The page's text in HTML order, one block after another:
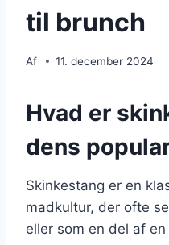
til brunch
Af 11. december 2024
Hvad er
dens
Skinkestang er en
madkultur, der ofte
eller som en del af